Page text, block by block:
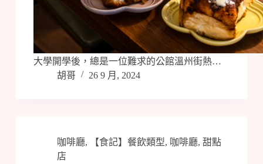
大學開學後，總是一位難求的公館溫州街熱…
胡哥
26 9 月, 2024
咖啡廳, 【食記】餐飲類型, 咖啡廳, 甜點
店